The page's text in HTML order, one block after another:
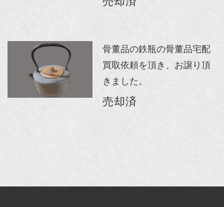
骨董品の鉄瓶の骨董品宅配
買取依頼を頂き、お譲り頂
きました。
売却済